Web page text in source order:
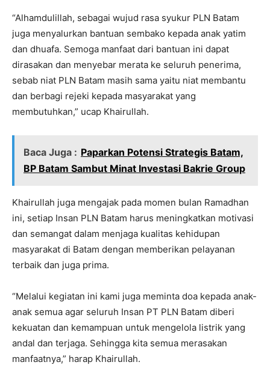
“Alhamdulillah, sebagai wujud rasa syukur PLN Batam
juga menyalurkan bantuan sembako kepada anak yatim
dan dhuafa. Semoga manfaat dari bantuan ini dapat
dirasakan dan menyebar merata ke seluruh penerima,
sebab niat PLN Batam masih sama yaitu niat membantu
dan berbagi rejeki kepada masyarakat yang
membutuhkan,” ucap Khairullah.
Baca Juga : Paparkan Potensi Strategis Batam,
BP Batam Sambut Minat Investasi Bakrie Group
Khairullah juga mengajak pada momen bulan Ramadhan
ini, setiap Insan PLN Batam harus meningkatkan motivasi
dan semangat dalam menjaga kualitas kehidupan
masyarakat di Batam dengan memberikan pelayanan
terbaik dan juga prima.
“Melalui kegiatan ini kami juga meminta doa kepada anak-
anak semua agar seluruh Insan PT PLN Batam diberi
kekuatan dan kemampuan untuk mengelola listrik yang
andal dan terjaga. Sehingga kita semua merasakan
manfaatnya,” harap Khairullah.